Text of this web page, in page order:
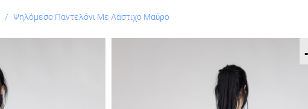
/ Ψηλόμεσο Παντελόνι Με Λάστιχο Μαύρο